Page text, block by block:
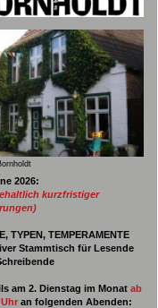
2026:
kurzfristiger
TYPEN, TEMPERAMENTE
Stammtisch für Lesende
am 2. Dienstag im Monat ab
Uhr an folgenden Abenden: